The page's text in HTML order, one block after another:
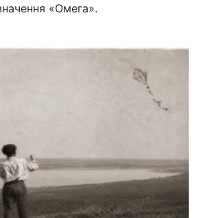
«Омега».